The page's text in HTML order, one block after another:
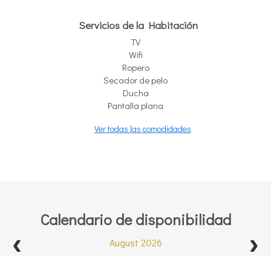
Servicios de la Habitación
TV
Wifi
Ropero
Secador de pelo
Ducha
Pantalla plana
Ver todas las comodidades
Calendario de disponibilidad
August 2026